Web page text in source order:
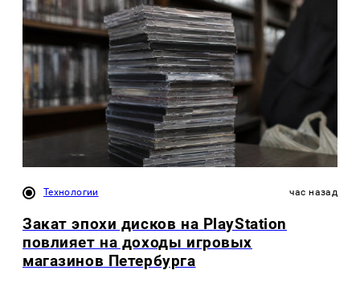
Технологии час назад
Закат эпохи дисков на PlayStation
повлияет на доходы игровых
магазинов Петербурга